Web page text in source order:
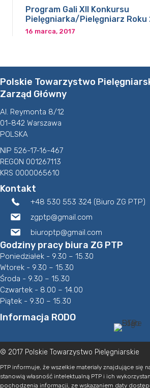
Program Gali XII Konkursu
Pielęgniarka/Pielęgniarz Roku
16 marca, 2017
Polskie Towarzystwo
Zarząd Główny
Al. Reymonta 8/12
01-842 Warszawa
POLSKA
NIP 526-17-16-467
REGON 001267113
KRS 0000065610
Kontakt
+48 530 553 324 (Biuro ZG PTP)
zgptp@gmail.com
biuroptp@gmail.com
Godziny pracy biura ZG PTP
Poniedziałek - 9.30 – 15.30
Wtorek - 9.30 – 15.30
Środa - 9.30 – 15.30
Czwartek - 8.00 – 14.00
Piątek - 9.30 – 15.30
Informacja RODO
© 2017 Polskie Towarzystwo Pielęgniarskie
PTP informuje, że wszelkie materiały znajdujące się
stanowią własność intelektualną PTP i ich
pochodzenia informacji, ze wskazaniem daty